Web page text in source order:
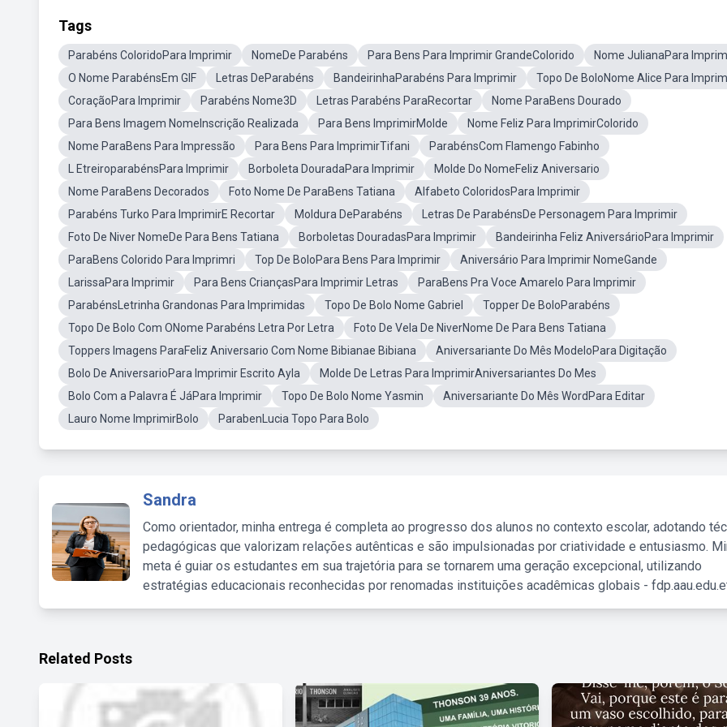
Tags
Parabéns ColoridoPara Imprimir NomeDe Parabéns Para Bens Para Imprimir GrandeColorido
Nome JulianaPara
O Nome ParabénsEm GIF
Letras DeParabéns BandeirinhaParabéns Para Imprimir
Topo De BoloNome Alice Para
CoraçãoPara Imprimir
Parabéns Nome3D Letras Parabéns ParaRecortar
Nome ParaBens Dourado
Para Bens Imagem NomeInscrição Realizada
Para Bens ImprimirMolde
Nome Feliz Para ImprimirColorido
Nome ParaBens Para Impressão
Para Bens Para ImprimirTifani
ParabénsCom Flamengo Fabinho
L EtreiroparabénsPara Imprimir
Borboleta DouradaPara Imprimir
Molde Do NomeFeliz Aniversario
Nome ParaBens Decorados
Foto Nome De ParaBens Tatiana
Alfabeto ColoridosPara Imprimir
Parabéns Turko Para ImprimirE Recortar
Moldura DeParabéns
Letras De ParabénsDe Personagem Para Imprimir
Foto De Niver NomeDe Para Bens Tatiana
Borboletas DouradasPara Imprimir
Bandeirinha Feliz AniversárioPara Imprimir
ParaBens Colorido Para Imprimri
Top De BoloPara Bens Para Imprimir
Aniversário Para Imprimir NomeGande
LarissaPara Imprimir
Para Bens CriançasPara Imprimir Letras
ParaBens Pra Voce Amarelo Para Imprimir
ParabénsLetrinha Grandonas Para Imprimidas
Topo De Bolo Nome Gabriel
Topper De BoloParabéns
Topo De Bolo Com ONome Parabéns Letra Por Letra
Foto De Vela De NiverNome De Para Bens Tatiana
Toppers Imagens ParaFeliz Aniversario Com Nome Bibianae Bibiana
Aniversariante Do Mês ModeloPara Digitação
Bolo De AniversarioPara Imprimir Escrito Ayla
Molde De Letras Para ImprimirAniversariantes Do Mes
Bolo Com a Palavra É JáPara Imprimir
Topo De Bolo Nome Yasmin
Aniversariante Do Mês WordPara Editar
Lauro Nome ImprimirBolo
ParabenLucia Topo Para Bolo
Sandra
Como orientador, minha entrega é completa ao progresso dos alunos no contexto escolar, adotando
pedagógicas que valorizam relações autênticas e são impulsionadas por criatividade e entusiasmo.
meta é guiar os estudantes em sua trajetória para se tornarem uma geração excepcional, utilizando
estratégias educacionais reconhecidas por renomadas instituições acadêmicas globais -
Related Posts